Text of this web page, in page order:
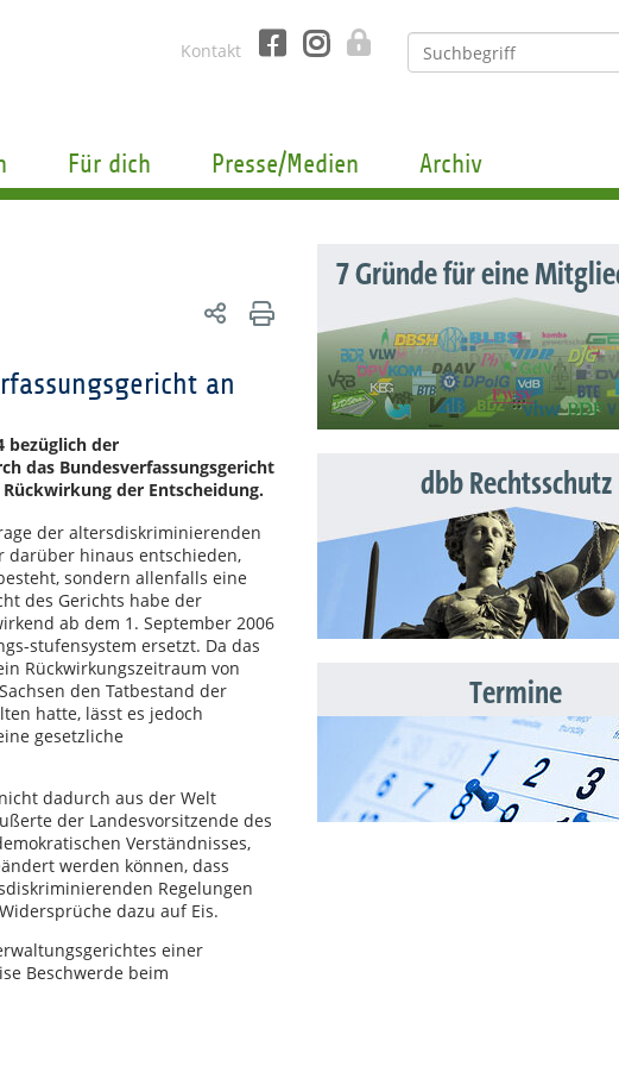
Kontakt
Für dich Presse/Medien Archiv
an
bezüglich der
das Bundesverfassungsgericht
der Entscheidung.
der altersdiskriminierenden
darüber hinaus entschieden,
sondern allenfalls eine
des Gerichts habe der
ab dem 1. September 2006
stufensystem ersetzt. Da das
Rückwirkungszeitraum von
den Tatbestand der
hatte, lässt es jedoch
gesetzliche
dadurch aus der Welt
der Landesvorsitzende des
Verständnisses,
werden können, dass
Regelungen
dazu auf Eis.
einer
Beschwerde beim
7 Gründe für eine
dbb Rechtsschutz
Termine